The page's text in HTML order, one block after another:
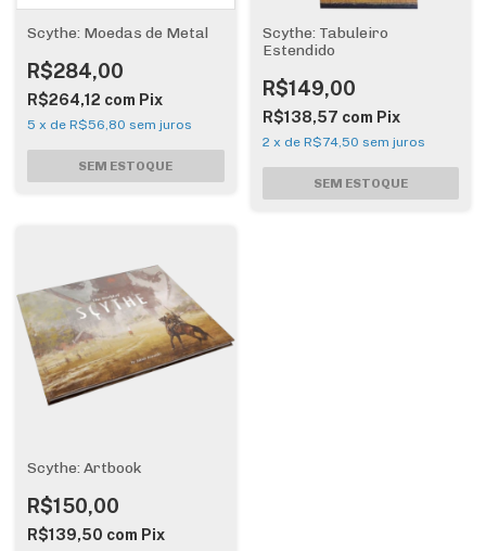
Scythe: Moedas de Metal
R$284,00
R$264,12 com Pix
5 x de R$56,80 sem juros
Scythe: Tabuleiro
Estendido
R$149,00
R$138,57 com Pix
2 x de R$74,50 sem juros
Scythe: Artbook
R$150,00
R$139,50 com Pix